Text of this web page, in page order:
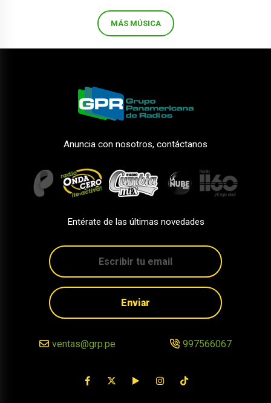
MÁS MÚSICA
Anuncia con nosotros, contáctanos
Entérate de las últimas novedades
Enviar
ventas@grp.pe 997566067